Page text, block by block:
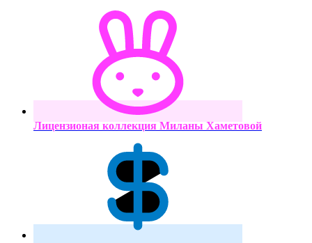
Лицензионая коллекция Миланы Хаметовой